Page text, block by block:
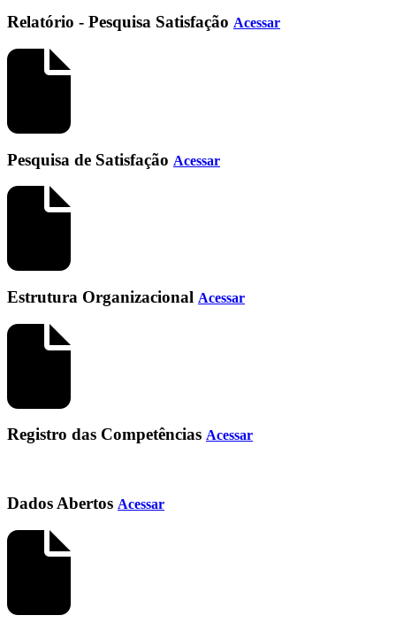
Relatório - Pesquisa Satisfação Acessar
Pesquisa de Satisfação Acessar
Estrutura Organizacional Acessar
Registro das Competências Acessar
Dados Abertos Acessar